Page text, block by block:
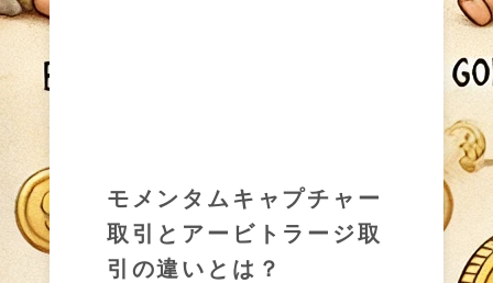
モメンタムキャプチャー
取引とアービトラージ取
引の違いとは？